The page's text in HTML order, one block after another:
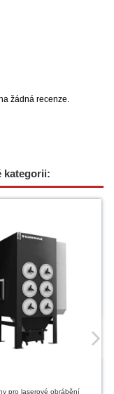
žádná recenze.
kategorii:
pro laserové obrábění